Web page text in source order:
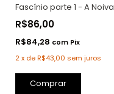
Fascínio parte 1 - A Noiva
R$86,00
R$84,28 com Pix
2x deR$43,00 sem juros
Comprar